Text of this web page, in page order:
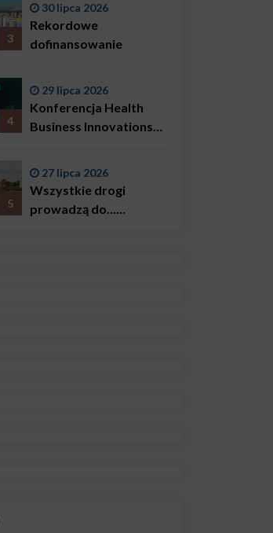
Bączkowski, mówi
wprost: problemem są
3
30 lipca 2026
Rekordowe
dofinansowanie
4
29 lipca 2026
Konferencja Health
Business Innovations
5
27 lipca 2026
Wszystkie drogi
prowadzą do…